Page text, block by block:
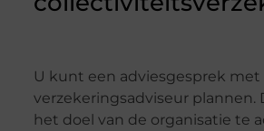
U kunt een adviesgesprek met
verzekeringsadviseur plannen.
het doel van de organisatie te